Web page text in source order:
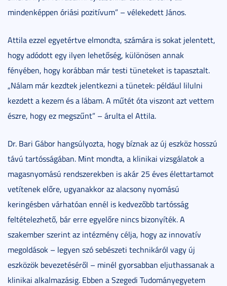
mindenképpen óriási pozitívum” – vélekedett János.
Attila ezzel egyetértve elmondta, számára is sokat jelentett,
hogy adódott egy ilyen lehetőség, különösen annak
fényében, hogy korábban már testi tüneteket is tapasztalt.
„Nálam már kezdtek jelentkezni a tünetek: például lilulni
kezdett a kezem és a lábam. A műtét óta viszont azt vettem
észre, hogy ez megszűnt” – árulta el Attila.
Dr. Bari Gábor hangsúlyozta, hogy bíznak az új eszköz hosszú
távú tartósságában. Mint mondta, a klinikai vizsgálatok a
magasnyomású rendszerekben is akár 25 éves élettartamot
vetítenek előre, ugyanakkor az alacsony nyomású
keringésben várhatóan ennél is kedvezőbb tartósság
feltételezhető, bár erre egyelőre nincs bizonyíték. A
szakember szerint az intézmény célja, hogy az innovatív
megoldások – legyen szó sebészeti technikáról vagy új
eszközök bevezetéséről – minél gyorsabban eljuthassanak a
klinikai alkalmazásig. Ebben a Szegedi Tudományegyetem